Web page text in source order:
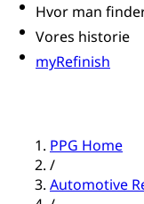
Hvor man
Vores historie
myRefinish
PPG Home
/
Automotive